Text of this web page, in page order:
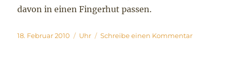
davon in einen Fingerhut passen.
Veröffentlicht
18. Februar 2010 Kategorien
Uhr Schreibe einen Kommentarzu